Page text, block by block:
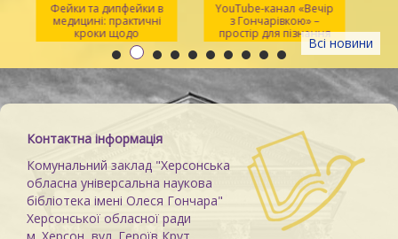
Всі новини
Фейки та дипфейки в
медицині: практичні
кроки щодо
розпізнавання
YouTube-канал «Вечір
з Гончарівкою» –
простір для пізнання
та натхнення
Контактна інформація
Комунальний заклад "Херсонська
обласна універсальна наукова
бібліотека імені Олеся Гончара"
Херсонської обласної ради